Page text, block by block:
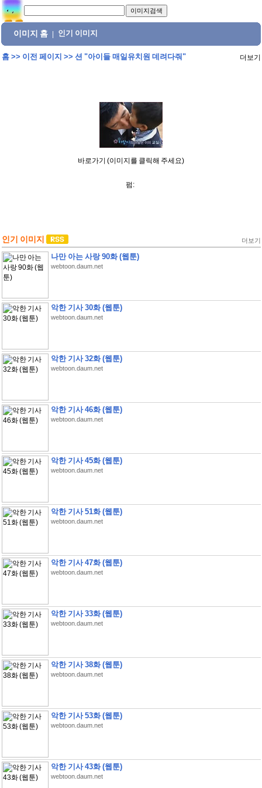
이미지 홈 인기 이미지
홈>> 이전 페이지 >> 션 "아이들 매일유치원 데려다줘" 더보기
바로가기 (이미지를 클릭해 주세요)
펌:
인기 이미지 더보기
나만 아는 사랑 90화 (웹툰)
webtoon.daum.net
악한 기사 30화 (웹툰)
webtoon.daum.net
악한 기사 32화 (웹툰)
webtoon.daum.net
악한 기사 46화 (웹툰)
webtoon.daum.net
악한 기사 45화 (웹툰)
webtoon.daum.net
악한 기사 51화 (웹툰)
webtoon.daum.net
악한 기사 47화 (웹툰)
webtoon.daum.net
악한 기사 33화 (웹툰)
webtoon.daum.net
악한 기사 38화 (웹툰)
webtoon.daum.net
악한 기사 53화 (웹툰)
webtoon.daum.net
악한 기사 43화 (웹툰)
webtoon.daum.net